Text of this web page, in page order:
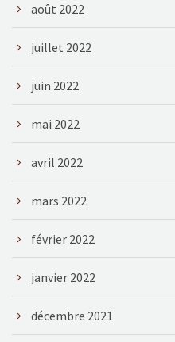
août 2022
juillet 2022
juin 2022
mai 2022
avril 2022
mars 2022
février 2022
janvier 2022
décembre 2021